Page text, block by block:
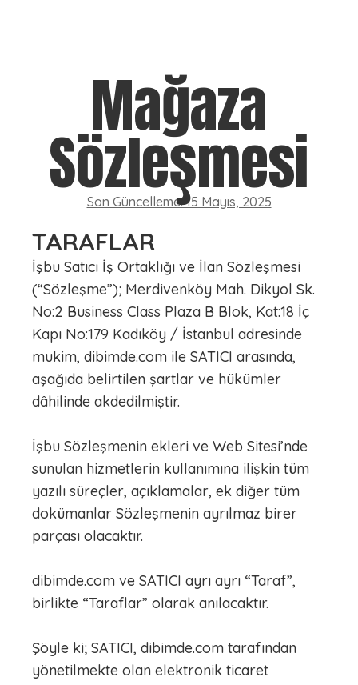
Mağaza
Sözleşmesi
Son Güncelleme: 15 Mayıs, 2025
TARAFLAR
İşbu Satıcı İş Ortaklığı ve İlan Sözleşmesi
(“Sözleşme”); Merdivenköy Mah. Dikyol Sk.
No:2 Business Class Plaza B Blok, Kat:18 İç
Kapı No:179 Kadıköy / İstanbul adresinde
mukim, dibimde.com ile SATICI arasında,
aşağıda belirtilen şartlar ve hükümler
dâhilinde akdedilmiştir.
İşbu Sözleşmenin ekleri ve Web Sitesi’nde
sunulan hizmetlerin kullanımına ilişkin tüm
yazılı süreçler, açıklamalar, ek diğer tüm
dokümanlar Sözleşmenin ayrılmaz birer
parçası olacaktır.
dibimde.com ve SATICI ayrı ayrı “Taraf”,
birlikte “Taraflar” olarak anılacaktır.
Şöyle ki; SATICI, dibimde.com tarafından
yönetilmekte olan elektronik ticaret